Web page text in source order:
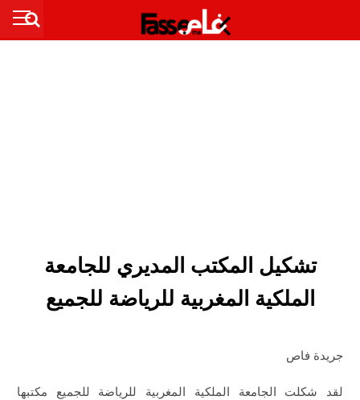
تشكيل المكتب المديري للجامعة
الملكية المغربية للرياضة للجميع
جريدة فاص
لقد شكلت الجامعة الملكية المغربية للرياضة للجميع مكتبها